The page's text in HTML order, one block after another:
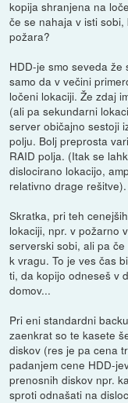
kopija shranjena na
če se nahaja v isti
požara?
HDD-je smo seveda
samo da v večini
ločeni lokaciji. Že zdaj
(ali pa sekundarni
server običajno sestoji
polju. Bolj preprosta
RAID polja. (Itak se
dislocirano lokacijo,
relativno drage rešitve).
Skratka, pri teh
lokaciji, npr. v požarno
serverski sobi, ali pa
k vragu. To je ves čas
ti, da kopijo odneseš v
domov...
Pri eni standardni
zaenkrat so te kasete
diskov (res je pa cena
padanjem cene HDD-
prenosnih diskov npr.
sproti odnašati na